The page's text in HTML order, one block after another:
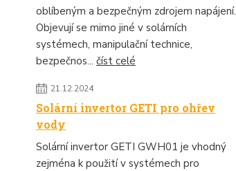
oblíbeným a bezpečným zdrojem napájení.
Objevují se mimo jiné v solárních
systémech, manipulační technice,
bezpečnos... číst celé
21.12.2024
Solární invertor GETI pro ohřev
vody
Solární invertor GETI GWH01 je vhodný
zejména k použití v systémech pro